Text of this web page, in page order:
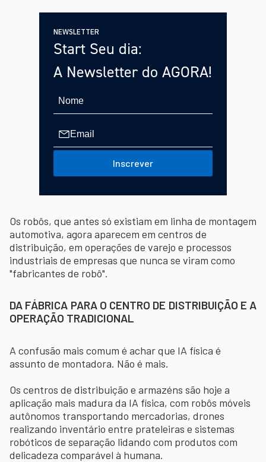
NEWSLETTER
Start Seu dia:
A Newsletter do AGORA!
Inscrever
Os robôs, que antes só existiam em linha de montagem
automotiva, agora aparecem em centros de
distribuição, em operações de varejo e processos
industriais de empresas que nunca se viram como
"fabricantes de robô".
DA FÁBRICA PARA O CENTRO DE DISTRIBUIÇÃO E A
OPERAÇÃO TRADICIONAL
A confusão mais comum é achar que IA física é
assunto de montadora. Não é mais.
Os centros de distribuição e armazéns são hoje a
aplicação mais madura da IA física, com robôs móveis
autônomos transportando mercadorias, drones
realizando inventário entre prateleiras e sistemas
robóticos de separação lidando com produtos com
delicadeza comparável à humana.